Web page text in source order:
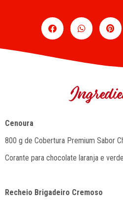
Cenoura
800 g de Cobertura Premium Sabor
Corante para chocolate laranja e
Recheio Brigadeiro Cremoso